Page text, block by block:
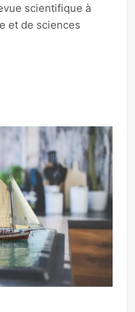
scientifique à
et de sciences